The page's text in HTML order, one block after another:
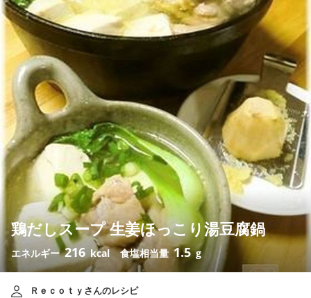
鶏だしスープ 生姜ほっこり湯豆腐鍋
エネルギー216 kcal 食塩相当量 1.5 g
Ｒｅｃｏｔｙさんのレシピ